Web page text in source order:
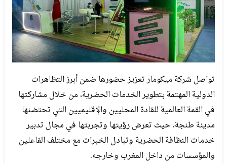
تواصل شركة ميكومار تعزيز حضورها ضمن أبرز التظاهرات
الدولية المهتمة بتطوير الخدمات الحضرية، من خلال مشاركتها
في القمة العالمية للقادة المحليين والإقليميين التي تحتضنها
مدينة طنجة، حيث تعرض رؤيتها وتجربتها في مجال تدبير
خدمات النظافة الحضرية وتبادل الخبرات مع مختلف الفاعلين
والمؤسسات من داخل المغرب وخارجه.